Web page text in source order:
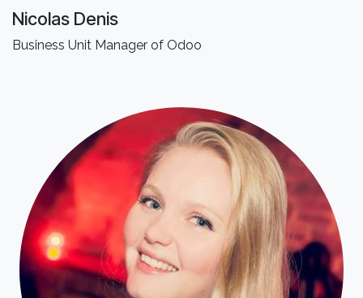
Nicolas Denis
Business Unit Manager of Odoo